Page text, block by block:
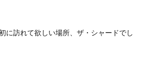
に訪れて欲しい場所、ザ・シャードでし